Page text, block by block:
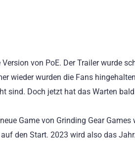
von PoE. Der Trailer wurde
wieder wurden die Fans
sind. Doch jetzt hat das Warten bald
Game von Grinding Gear
den Start. 2023 wird also das